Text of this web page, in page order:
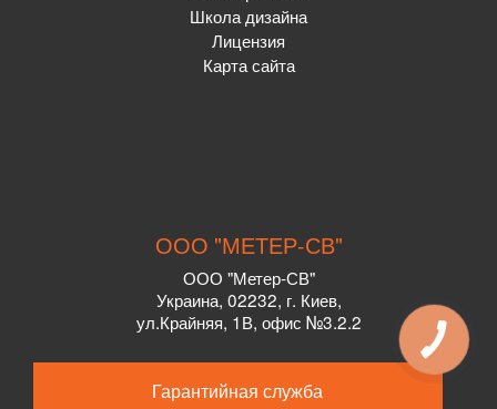
Школа дизайна
Лицензия
Карта сайта
ООО "МЕТЕР-СВ"
ООО "Метер-СВ"
Украина, 02232, г. Киев,
ул.Крайняя, 1В, офис №3.2.2
Гарантийная служба